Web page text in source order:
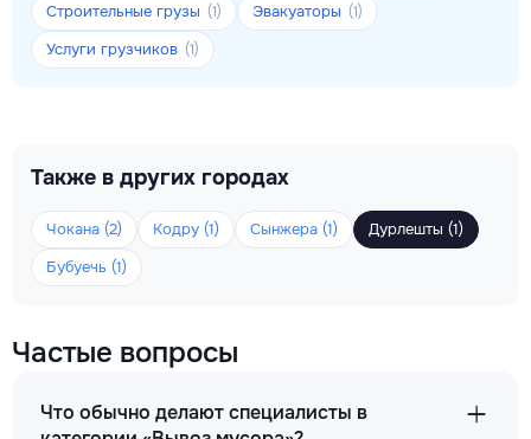
Строительные грузы (1) Эвакуаторы (1)
Услуги грузчиков (1)
Также в других городах
Чокана (2) Кодру (1) Сынжера (1)
Дурлешты (1)
Бубуечь (1)
Частые вопросы
Что обычно делают специалисты в